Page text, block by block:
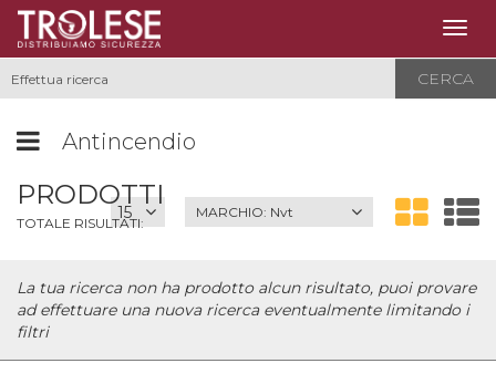
CERCA
Antincendio
MARCHIO: Nvt
PRODOTTI
TOTALE RISULTATI:
La tua ricerca non ha prodotto alcun risultato, puoi provare
ad effettuare una nuova ricerca eventualmente limitando i
filtri